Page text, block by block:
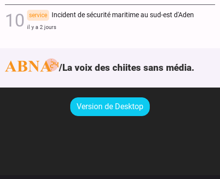
service Incident de sécurité maritime au sud-est d'Aden
il y a 2 jours
La voix des chiites sans média.
Version de Desktop